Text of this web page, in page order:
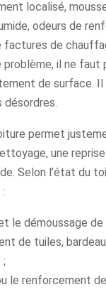
localisé,
odeurs de
de
il ne faut
de surface.
désordres.
permet
une
Selon l’état du
le démoussage de
de tuiles,
le renforcement